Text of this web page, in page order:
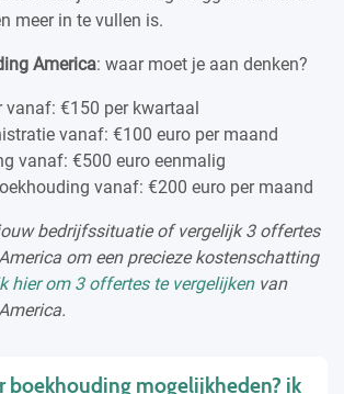
meer in te vullen is.
America: waar moet je aan denken?
vanaf: €150 per kwartaal
vanaf: €100 euro per maand
vanaf: €500 euro eenmalig
vanaf: €200 euro per maand
bedrijfssituatie of vergelijk 3 offertes
om een precieze kostenschatting
hier om 3 offertes te vergelijkenvan
boekhouding mogelijkheden? ik